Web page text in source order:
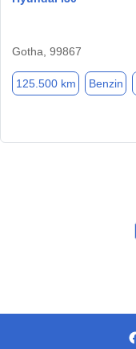
Gotha, 99867
125.500 km Benzin